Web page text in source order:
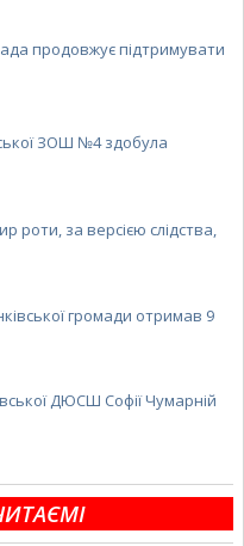
продовжує підтримувати
ЗОШ №4 здобула
роти, за версією слідства,
громади отримав 9
ДЮСШ Софії Чумарній